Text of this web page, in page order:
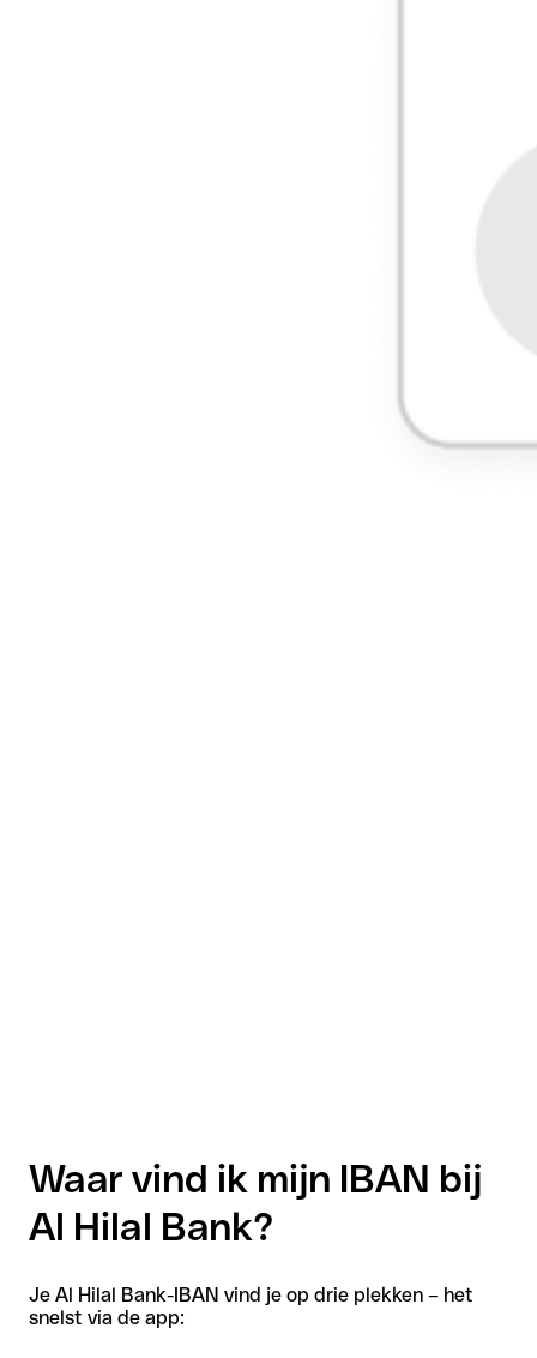
Waar vind ik mijn IBAN bij
Al Hilal Bank?
Je Al Hilal Bank-IBAN vind je op drie plekken – het
snelst via de app: